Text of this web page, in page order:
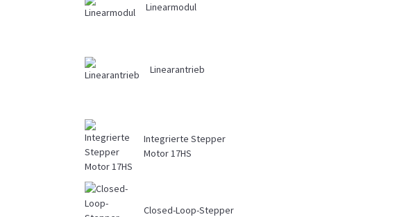
Linearmodul
Linearantrieb
Integrierte Stepper
Motor 17HS
Closed-Loop-Stepper